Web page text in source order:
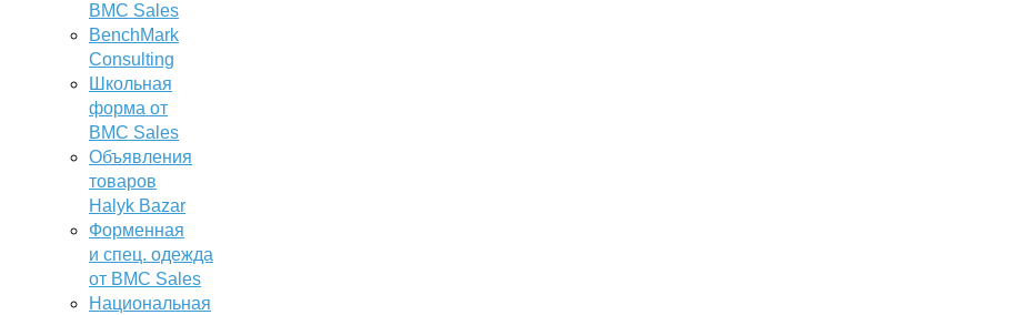
BMC Sales
BenchMark
Consulting
Школьная
форма от
BMC Sales
Объявления
товаров
Halyk Bazar
Форменная
и спец. одежда
от BMC Sales
Национальная